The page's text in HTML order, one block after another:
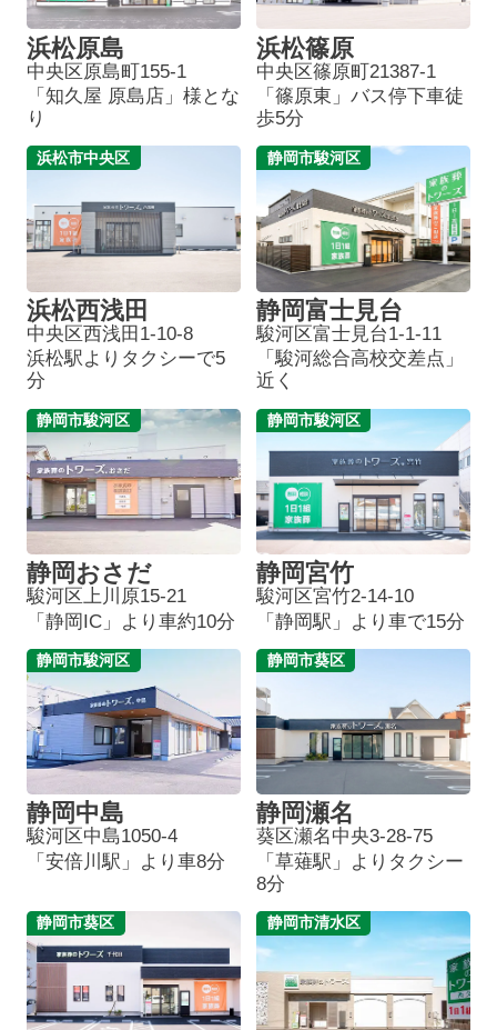
浜松原島
中央区原島町155-1
「知久屋 原島店」様とな
り
浜松篠原
中央区篠原町21387-1
「篠原東」バス停下車徒
歩5分
浜松市中央区
浜松西浅田
中央区西浅田1-10-8
浜松駅よりタクシーで5
分
静岡市駿河区
静岡富士見台
駿河区富士見台1-1-11
「駿河総合高校交差点」
近く
静岡市駿河区
静岡おさだ
駿河区上川原15-21
「静岡IC」より車約10分
静岡市駿河区
静岡宮竹
駿河区宮竹2-14-10
「静岡駅」より車で15分
静岡市駿河区
静岡中島
駿河区中島1050-4
「安倍川駅」より車8分
静岡市葵区
静岡瀬名
葵区瀬名中央3-28-75
「草薙駅」よりタクシー
8分
静岡市葵区 静岡市清水区